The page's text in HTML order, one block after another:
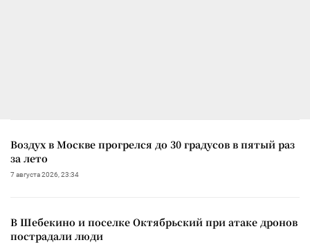
Воздух в Москве прогрелся до 30 градусов в пятый раз
за лето
7 августа 2026, 23:34
В Шебекино и поселке Октябрьский при атаке дронов
пострадали люди